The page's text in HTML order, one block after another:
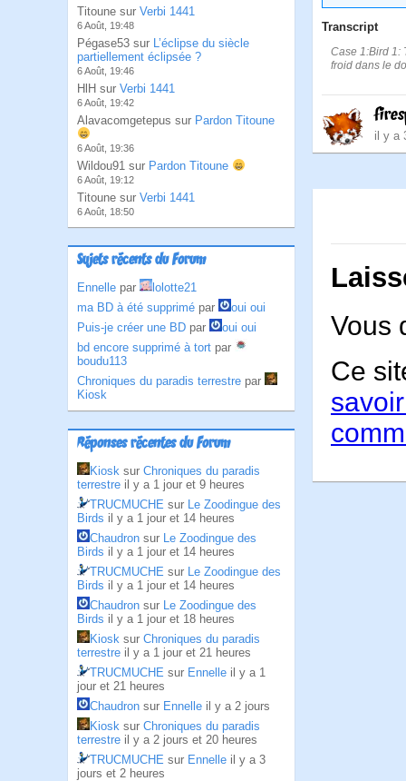
Titoune sur Verbi 1441
6 Août, 19:48
Pégase53 sur L’éclipse du siècle
partiellement éclipsée ?
6 Août, 19:46
HlH sur Verbi 1441
6 Août, 19:42
Alavacomgetepus sur Pardon Titoune
6 Août, 19:36
Wildou91 sur Pardon Titoune
6 Août, 19:12
Titoune sur Verbi 1441
6 Août, 18:50
Sujets récents du Forum
Ennelle par
lolotte21
ma BD à été supprimé par
oui oui
Puis-je créer une BD par
oui oui
bd encore supprimé à tort par
boudu113
Chroniques du paradis terrestre par
Kiosk
Réponses récentes du Forum
Kiosk sur Chroniques du paradis
terrestre il y a 1 jour et 9 heures
TRUCMUCHE sur Le Zoodingue des
Birds il y a 1 jour et 14 heures
Chaudron sur Le Zoodingue des
Birds il y a 1 jour et 14 heures
TRUCMUCHE sur Le Zoodingue des
Birds il y a 1 jour et 14 heures
Chaudron sur Le Zoodingue des
Birds il y a 1 jour et 18 heures
Kiosk sur Chroniques du paradis
terrestre il y a 1 jour et 21 heures
TRUCMUCHE sur Ennelle il y a 1
jour et 21 heures
Chaudron sur Ennelle il y a 2 jours
Kiosk sur Chroniques du paradis
terrestre il y a 2 jours et 20 heures
TRUCMUCHE sur Ennelle il y a 3
jours et 2 heures
Transcript
Case 1:Bird 1:
froid dans le
il y a
Vous
Ce